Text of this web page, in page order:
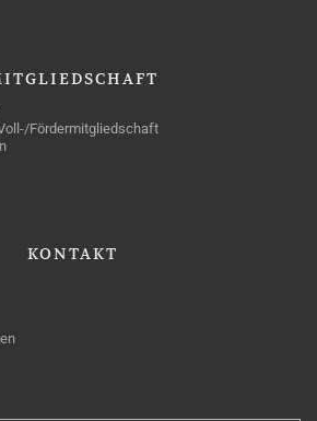
Fördermitgliedschaft
KONTAKT